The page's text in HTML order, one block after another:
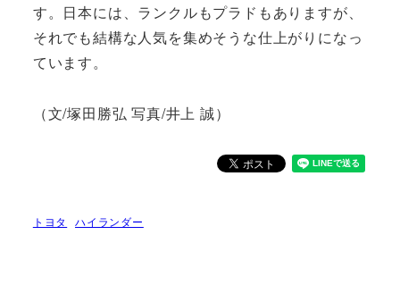
す。日本には、ランクルもプラドもありますが、
それでも結構な人気を集めそうな仕上がりになっ
ています。
（文/塚田勝弘 写真/井上 誠）
トヨタ ハイランダー